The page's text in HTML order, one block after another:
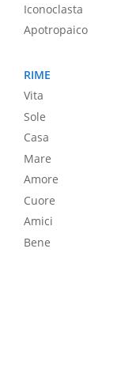
Iconoclasta
Apotropaico
RIME
Vita
Sole
Casa
Mare
Amore
Cuore
Amici
Bene